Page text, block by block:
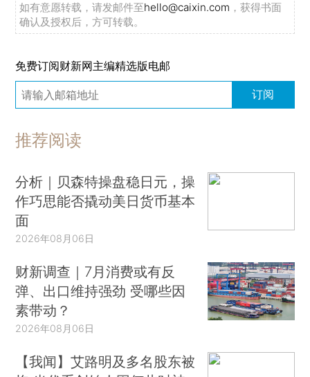
如有意愿转载，请发邮件至hello@caixin.com ，获得书面
确认及授权后，方可转载。
免费订阅财新网主编精选版电邮
订阅
推荐阅读
分析｜贝森特操盘稳日元，操
作巧思能否撬动美日货币基本
面
2026年08月06日
财新调查｜7月消费或有反
弹、出口维持强劲 受哪些因
素带动？
2026年08月06日
【我闻】艾路明及多名股东被